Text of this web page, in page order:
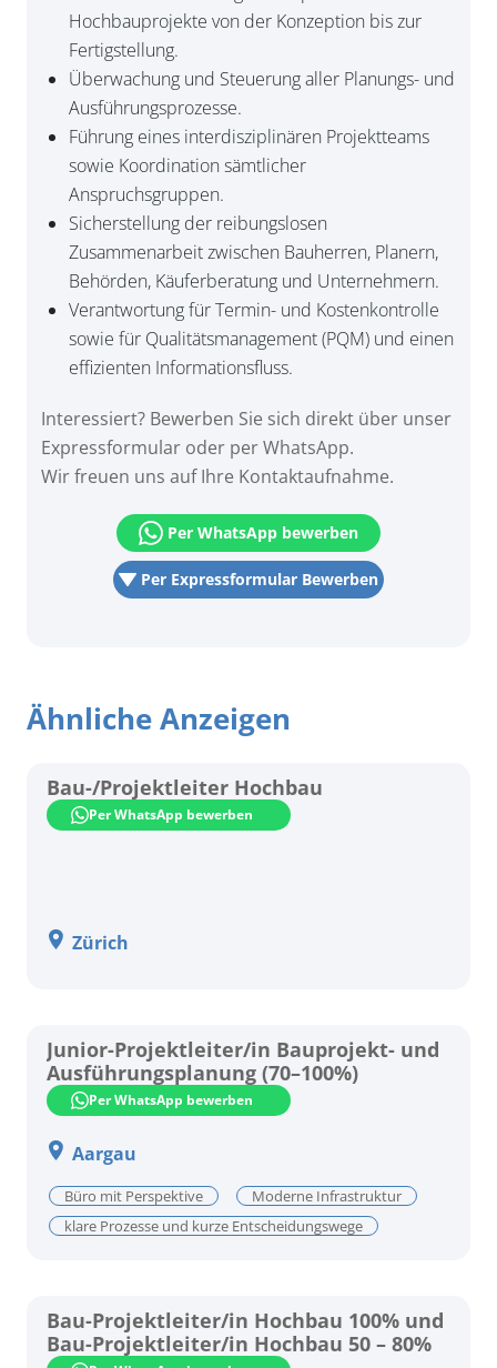
Hochbauprojekte von der Konzeption bis zur
Fertigstellung.
Überwachung und Steuerung aller Planungs- und
Ausführungsprozesse.
Führung eines interdisziplinären Projektteams
sowie Koordination sämtlicher
Anspruchsgruppen.
Sicherstellung der reibungslosen
Zusammenarbeit zwischen Bauherren, Planern,
Behörden, Käuferberatung und Unternehmern.
Verantwortung für Termin- und Kostenkontrolle
sowie für Qualitätsmanagement (PQM) und einen
effizienten Informationsfluss.
Interessiert? Bewerben Sie sich direkt über unser
Expressformular oder per WhatsApp.
Wir freuen uns auf Ihre Kontaktaufnahme.
Per Expressformular Bewerben
Per WhatsApp bewerben
Ähnliche Anzeigen
Bau-/Projektleiter Hochbau
Per WhatsApp bewerben
Zürich
Junior-Projektleiter/in Bauprojekt- und
Ausführungsplanung (70–100%)
Per WhatsApp bewerben
Aargau
Büro mit Perspektive
Moderne Infrastruktur
klare Prozesse und kurze Entscheidungswege
Bau-Projektleiter/in Hochbau 100% und
Bau-Projektleiter/in Hochbau 50 – 80%